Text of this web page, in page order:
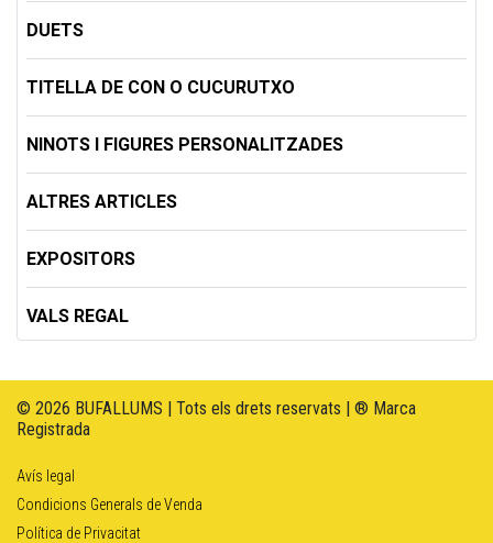
DUETS
TITELLA DE CON O CUCURUTXO
NINOTS I FIGURES PERSONALITZADES
ALTRES ARTICLES
EXPOSITORS
VALS REGAL
© 2026 BUFALLUMS | Tots els drets reservats | ® Marca
Registrada
Avís legal
Condicions Generals de Venda
Política de Privacitat